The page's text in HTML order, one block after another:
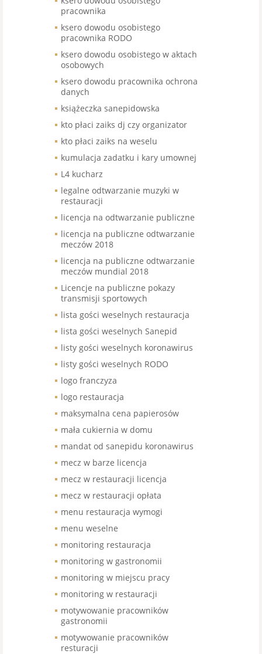
pracownika
ksero dowodu osobistego
pracownika RODO
ksero dowodu osobistego w aktach
osobowych
ksero dowodu pracownika ochrona
danych
książeczka sanepidowska
kto płaci zaiks dj czy organizator
kto płaci zaiks na weselu
kumulacja zadatku i kary umownej
L4 kucharz
legalne odtwarzanie muzyki w
restauracji
licencja na odtwarzanie publiczne
licencja na publiczne odtwarzanie
meczów 2018
licencja na publiczne odtwarzanie
meczów mundial 2018
Licencje na publiczne pokazy
transmisji sportowych
lista gości weselnych restauracja
lista gości weselnych Sanepid
listy gości weselnych koronawirus
listy gości weselnych RODO
logo franczyza
logo restauracja
maksymalna cena papierosów
mała cukiernia w domu
mandat od sanepidu koronawirus
mecz w barze licencja
mecz w restauracji licencja
mecz w restauracji opłata
menu restauracja wymogi
menu weselne
monitoring restauracja
monitoring w gastronomii
monitoring w miejscu pracy
monitoring w restauracji
motywowanie pracowników
gastronomii
motywowanie pracowników
resturacji